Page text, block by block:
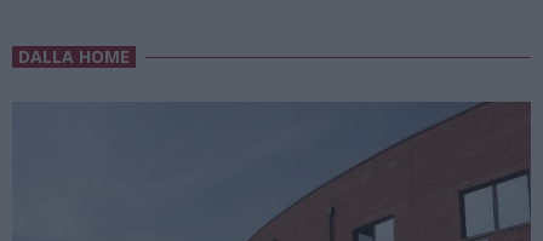
DALLA HOME